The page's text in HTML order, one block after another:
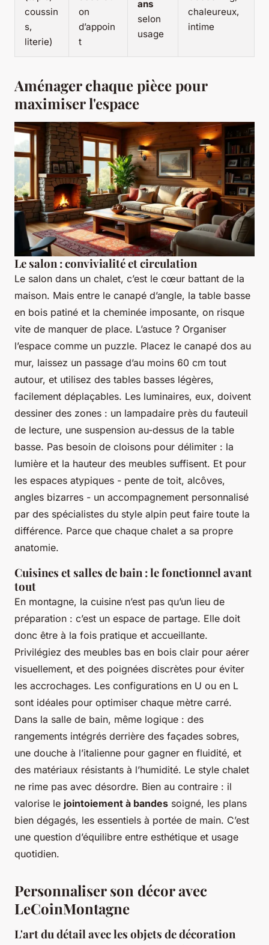
coussin
s,
literie)
on
d’appoin
t
ans
selon
usage
chaleureux,
intime
Aménager chaque pièce pour
maximiser l'espace
Le salon : convivialité et circulation
Le salon dans un chalet, c’est le cœur battant de la
maison. Mais entre le canapé d’angle, la table basse
en bois patiné et la cheminée imposante, on risque
vite de manquer de place. L’astuce ? Organiser
l’espace comme un puzzle. Placez le canapé dos au
mur, laissez un passage d’au moins 60 cm tout
autour, et utilisez des tables basses légères,
facilement déplaçables. Les luminaires, eux, doivent
dessiner des zones : un lampadaire près du fauteuil
de lecture, une suspension au-dessus de la table
basse. Pas besoin de cloisons pour délimiter : la
lumière et la hauteur des meubles suffisent. Et pour
les espaces atypiques - pente de toit, alcôves,
angles bizarres - un accompagnement personnalisé
par des spécialistes du style alpin peut faire toute la
différence. Parce que chaque chalet a sa propre
anatomie.
Cuisines et salles de bain : le fonctionnel avant
tout
En montagne, la cuisine n’est pas qu’un lieu de
préparation : c’est un espace de partage. Elle doit
donc être à la fois pratique et accueillante.
Privilégiez des meubles bas en bois clair pour aérer
visuellement, et des poignées discrètes pour éviter
les accrochages. Les configurations en U ou en L
sont idéales pour optimiser chaque mètre carré.
Dans la salle de bain, même logique : des
rangements intégrés derrière des façades sobres,
une douche à l’italienne pour gagner en fluidité, et
des matériaux résistants à l’humidité. Le style chalet
ne rime pas avec désordre. Bien au contraire : il
valorise le jointoiement à bandes soigné, les plans
bien dégagés, les essentiels à portée de main. C’est
une question d’équilibre entre esthétique et usage
quotidien.
Personnaliser son décor avec
LeCoinMontagne
L'art du détail avec les objets de décoration